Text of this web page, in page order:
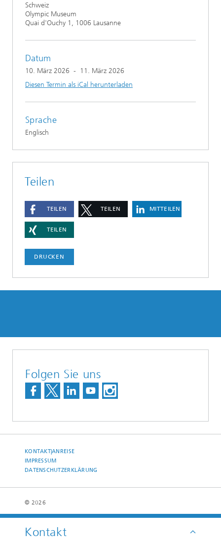
Schweiz
Olympic Museum
Quai d'Ouchy 1, 1006 Lausanne
Datum
10. März 2026 -
11. März 2026
Diesen Termin als iCal herunterladen
Sprache
Englisch
Kontakt
Teilen
TEILEN TEILEN MITTEILEN
TEILEN
DRUCKEN
Folgen Sie uns
KONTAKT|ANREISE
IMPRESSUM
DATENSCHUTZERKLÄRUNG
© 2026